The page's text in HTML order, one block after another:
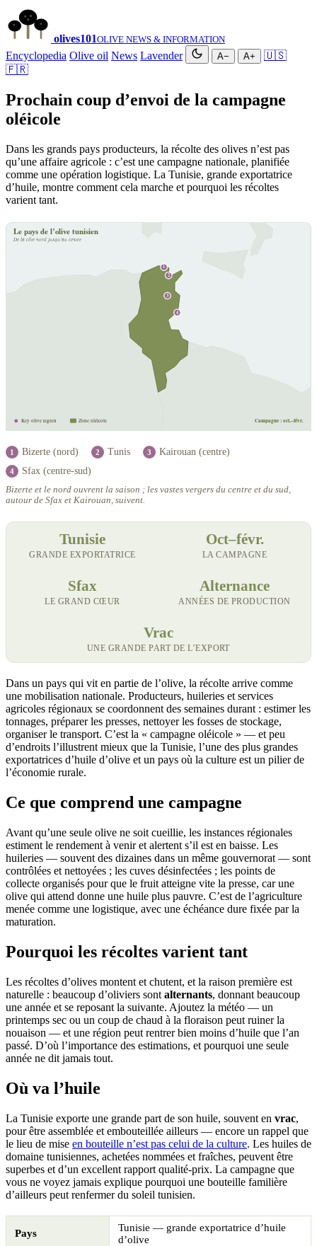
olives101OLIVE NEWS & INFORMATION
Encyclopedia Olive oil News Lavender A− A+
🇺🇸
🇫🇷
Prochain coup d’envoi de la campagne
oléicole
Dans les grands pays producteurs, la récolte des olives n’est pas
qu’une affaire agricole : c’est une campagne nationale, planifiée
comme une opération logistique. La Tunisie, grande exportatrice
d’huile, montre comment cela marche et pourquoi les récoltes
varient tant.
1
2
3
4
Le pays de l’olive tunisien
De la côte nord jusqu’au centre
Key olive region Zone oléicole Campagne : oct.–févr.
1 Bizerte (nord) 2 Tunis 3 Kairouan (centre)
4 Sfax (centre-sud)
Bizerte et le nord ouvrent la saison ; les vastes vergers du centre et du sud,
autour de Sfax et Kairouan, suivent.
Tunisie
GRANDE EXPORTATRICE
Oct–févr.
LA CAMPAGNE
Sfax
LE GRAND CŒUR
Alternance
ANNÉES DE PRODUCTION
Vrac
UNE GRANDE PART DE L’EXPORT
Dans un pays qui vit en partie de l’olive, la récolte arrive comme
une mobilisation nationale. Producteurs, huileries et services
agricoles régionaux se coordonnent des semaines durant : estimer les
tonnages, préparer les presses, nettoyer les fosses de stockage,
organiser le transport. C’est la « campagne oléicole » — et peu
d’endroits l’illustrent mieux que la Tunisie, l’une des plus grandes
exportatrices d’huile d’olive et un pays où la culture est un pilier de
l’économie rurale.
Ce que comprend une campagne
Avant qu’une seule olive ne soit cueillie, les instances régionales
estiment le rendement à venir et alertent s’il est en baisse. Les
huileries — souvent des dizaines dans un même gouvernorat — sont
contrôlées et nettoyées ; les cuves désinfectées ; les points de
collecte organisés pour que le fruit atteigne vite la presse, car une
olive qui attend donne une huile plus pauvre. C’est de l’agriculture
menée comme une logistique, avec une échéance dure fixée par la
maturation.
Pourquoi les récoltes varient tant
Les récoltes d’olives montent et chutent, et la raison première est
naturelle : beaucoup d’oliviers sont alternants, donnant beaucoup
une année et se reposant la suivante. Ajoutez la météo — un
printemps sec ou un coup de chaud à la floraison peut ruiner la
nouaison — et une région peut rentrer bien moins d’huile que l’an
passé. D’où l’importance des estimations, et pourquoi une seule
année ne dit jamais tout.
Où va l’huile
La Tunisie exporte une grande part de son huile, souvent en vrac,
pour être assemblée et embouteillée ailleurs — encore un rappel que
le lieu de mise en bouteille n’est pas celui de la culture. Les huiles de
domaine tunisiennes, achetées nommées et fraîches, peuvent être
superbes et d’un excellent rapport qualité-prix. La campagne que
vous ne voyez jamais explique pourquoi une bouteille familière
d’ailleurs peut renfermer du soleil tunisien.
Pays
Tunisie — grande exportatrice d’huile
d’olive